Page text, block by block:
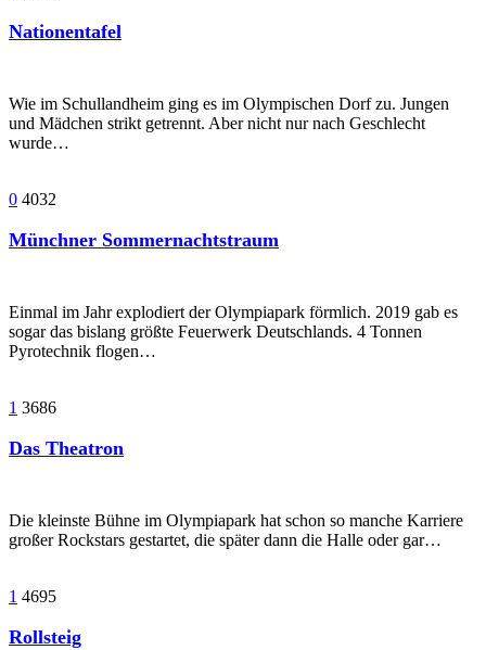
Nationentafel
Wie im Schullandheim ging es im Olympischen Dorf zu. Jungen
und Mädchen strikt getrennt. Aber nicht nur nach Geschlecht
wurde…
0 4032
Münchner Sommernachtstraum
Einmal im Jahr explodiert der Olympiapark förmlich. 2019 gab es
sogar das bislang größte Feuerwerk Deutschlands. 4 Tonnen
Pyrotechnik flogen…
1 3686
Das Theatron
Die kleinste Bühne im Olympiapark hat schon so manche Karriere
großer Rockstars gestartet, die später dann die Halle oder gar…
1 4695
Rollsteig